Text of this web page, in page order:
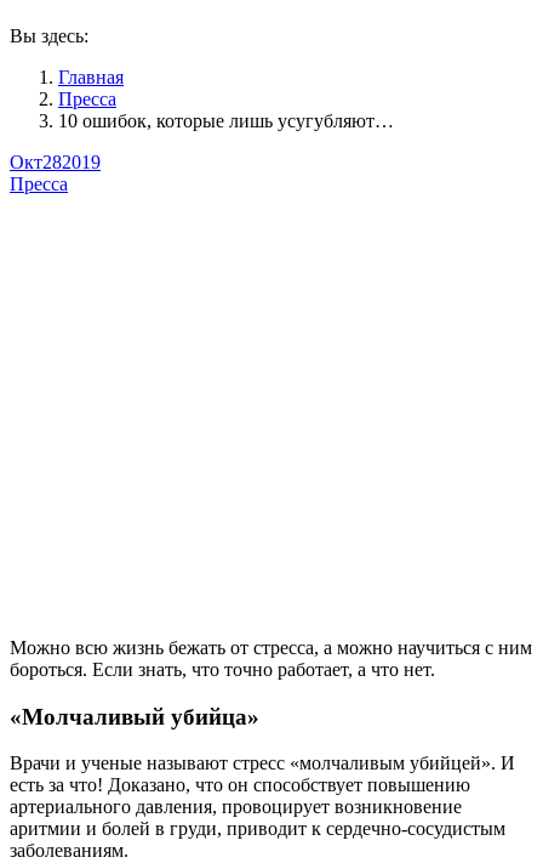
Вы здесь:
Главная
Пресса
10 ошибок, которые лишь усугубляют…
Окт282019
Пресса
Можно всю жизнь бежать от стресса, а можно научиться с ним
бороться. Если знать, что точно работает, а что нет.
«Молчаливый убийца»
Врачи и ученые называют стресс «молчаливым убийцей». И
есть за что! Доказано, что он способствует повышению
артериального давления, провоцирует возникновение
аритмии и болей в груди, приводит к сердечно-сосудистым
заболеваниям.